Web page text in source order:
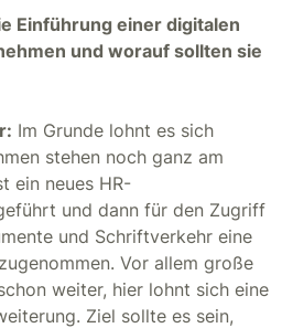
Einführung einer digitalen
und worauf sollten sie
Im Grunde lohnt es sich
stehen noch ganz am
ein neues HR-
und dann für den Zugriff
und Schriftverkehr eine
Vor allem große
weiter, hier lohnt sich eine
Ziel sollte es sein,